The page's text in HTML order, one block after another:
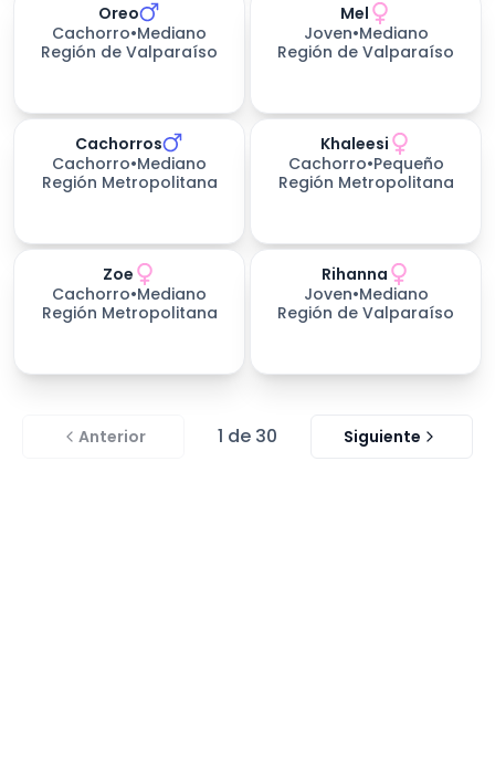
Oreo
Cachorro•Mediano
Región de Valparaíso
Mel
Joven•Mediano
Región de Valparaíso
Cachorros
Cachorro•Mediano
Región Metropolitana
Khaleesi
Cachorro•Pequeño
Región Metropolitana
Zoe
Cachorro•Mediano
Región Metropolitana
días esperando
Rihanna
Joven•Mediano
Región de Valparaíso
Anterior 1 de 30 Siguiente